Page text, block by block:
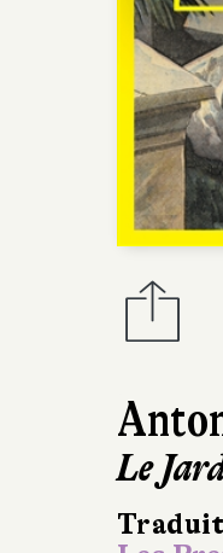
Le
Traduit